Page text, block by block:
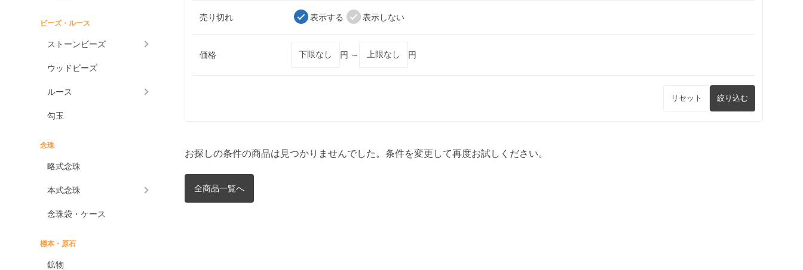
ビーズ・ルース
ストーンビーズ
ウッドビーズ
ルース
勾玉
念珠
略式念珠
本式念珠
念珠袋・ケース
標本・原石
鉱物
売り切れ 表示する 表示しない
価格 円 ～ 円
リセット 絞り込む
お探しの条件の商品は見つかりませんでした。条件を変更して再度お試しください。
全商品一覧へ